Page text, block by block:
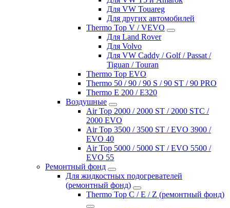
Для VW Touareg
Для других автомобилей
Thermo Top V / VEVO
Для Land Rover
Для Volvo
Для VW Caddy / Golf / Passat /
Tiguan / Touran
Thermo Top EVO
Thermo 50 / 90 / 90 S / 90 ST / 90 PRO
Thermo E 200 / E320
Воздушные
Air Top 2000 / 2000 ST / 2000 STC /
2000 EVO
Air Top 3500 / 3500 ST / EVO 3900 /
EVO 40
Air Top 5000 / 5000 ST / EVO 5500 /
EVO 55
Ремонтный фонд
Для жидкостных подогревателей
(ремонтный фонд)
Thermo Top C / E / Z (ремонтный фонд)